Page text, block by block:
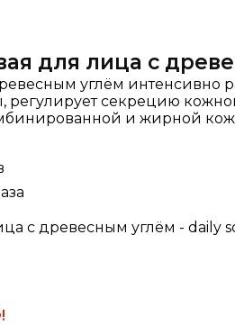
для лица с
углём
регулирует секрецию
и жирной
с древесным углём - daily